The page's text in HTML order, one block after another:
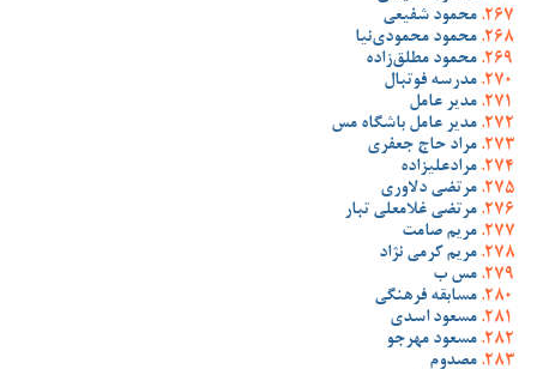
محمود شفیعی
محمود محمودی‌نیا
محمود مطلق‌زاده
مدرسه فوتبال
مدیر عامل
مدیر عامل باشگاه مس
مراد حاج جعفری
مرادعلیزاده
مرتضی دلاوری
مرتضی غلامعلی تبار
مریم صامت
مریم کرمی نژاد
مس ب
مسابقه فرهنگی
مسعود اسدی
مسعود مهرجو
مصدوم